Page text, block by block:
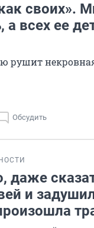
своих».
а всех ее
рушит
Обсудить
даже
и